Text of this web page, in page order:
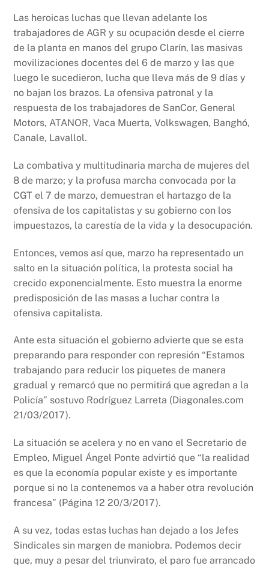
Las heroicas luchas que llevan adelante los
trabajadores de AGR y su ocupación desde el cierre
de la planta en manos del grupo Clarín, las masivas
movilizaciones docentes del 6 de marzo y las que
luego le sucedieron, lucha que lleva más de 9 días y
no bajan los brazos. La ofensiva patronal y la
respuesta de los trabajadores de SanCor, General
Motors, ATANOR, Vaca Muerta, Volkswagen, Banghó,
Canale, Lavallol.
La combativa y multitudinaria marcha de mujeres del
8 de marzo; y la profusa marcha convocada por la
CGT el 7 de marzo, demuestran el hartazgo de la
ofensiva de los capitalistas y su gobierno con los
impuestazos, la carestía de la vida y la desocupación.
Entonces, vemos así que, marzo ha representado un
salto en la situación política, la protesta social ha
crecido exponencialmente. Esto muestra la enorme
predisposición de las masas a luchar contra la
ofensiva capitalista.
Ante esta situación el gobierno advierte que se esta
preparando para responder con represión “Estamos
trabajando para reducir los piquetes de manera
gradual y remarcó que no permitirá que agredan a la
Policía” sostuvo Rodríguez Larreta (Diagonales.com
21/03/2017).
La situación se acelera y no en vano el Secretario de
Empleo, Miguel Ángel Ponte advirtió que “la realidad
es que la economía popular existe y es importante
porque si no la contenemos va a haber otra revolución
francesa” (Página 12 20/3/2017).
A su vez, todas estas luchas han dejado a los Jefes
Sindicales sin margen de maniobra. Podemos decir
que, muy a pesar del triunvirato, el paro fue arrancado